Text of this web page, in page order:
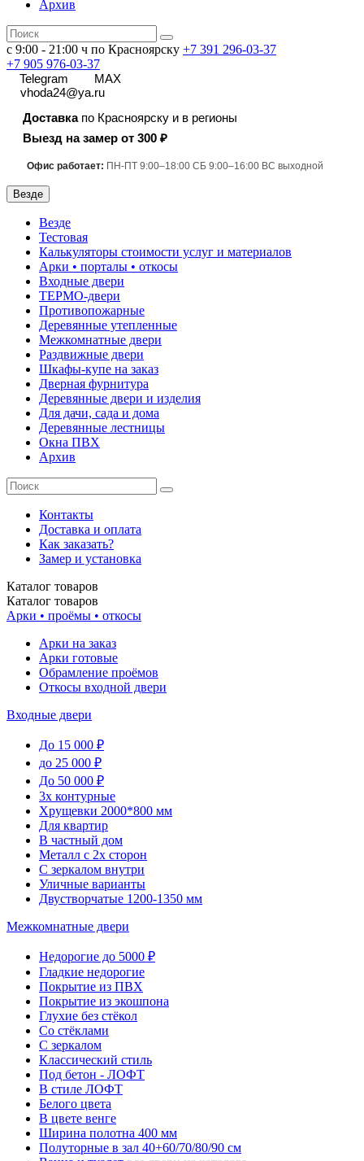
Архив
с 9:00 - 21:00 ч по Красноярску +7 391 296-03-37
+7 905 976-03-37
Telegram
MAX
vhoda24@ya.ru
Доставкапо Красноярску и в регионы
Выезд на замер от 300 ₽
Офис работает: ПН-ПТ 9:00–18:00 СБ 9:00–16:00 ВС выходной
Везде
Везде
Тестовая
Калькуляторы стоимости услуг и материалов
Арки • порталы • откосы
Входные двери
ТЕРМО-двери
Противопожарные
Деревянные утепленные
Межкомнатные двери
Раздвижные двери
Шкафы-купе на заказ
Дверная фурнитура
Деревянные двери и изделия
Для дачи, сада и дома
Деревянные лестницы
Окна ПВХ
Архив
Контакты
Доставка и оплата
Как заказать?
Замер и установка
Каталог товаров
Каталог товаров
Арки • проёмы • откосы
Арки на заказ
Арки готовые
Обрамление проёмов
Откосы входной двери
Входные двери
До 15 000 ₽
до 25 000 ₽
До 50 000 ₽
3х контурные
Хрущевки 2000*800 мм
Для квартир
В частный дом
Металл с 2х сторон
С зеркалом внутри
Уличные варианты
Двустворчатые 1200-1350 мм
Межкомнатные двери
Недорогие до 5000 ₽
Гладкие недорогие
Покрытие из ПВХ
Покрытие из экошпона
Глухие без стёкол
Со стёклами
С зеркалом
Классический стиль
Под бетон - ЛОФТ
В стиле ЛОФТ
Белого цвета
В цвете венге
Ширина полотна 400 мм
Полуторные в зал 40+60/70/80/90 см